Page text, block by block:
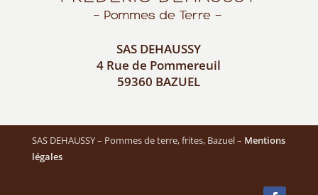
SAS DEHAUSSY
4 Rue de Pommereuil
59360 BAZUEL
SAS DEHAUSSY – Pommes de terre, frites, Bazuel – Mentions
légales